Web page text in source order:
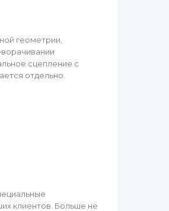
геометрии,
сцепление с
отдельно.
клиентов. Больше не